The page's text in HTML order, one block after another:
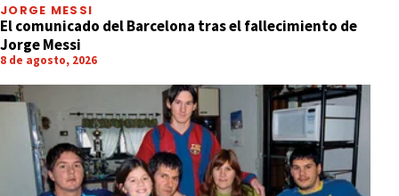
JORGE MESSI
El comunicado del Barcelona tras el fallecimiento de
Jorge Messi
8 de agosto, 2026